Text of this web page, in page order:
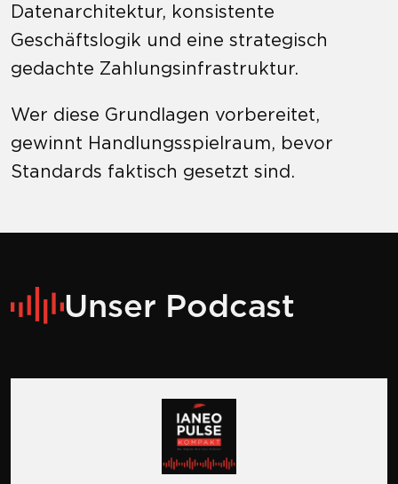
Datenarchitektur, konsistente
Geschäftslogik und eine strategisch
gedachte Zahlungsinfrastruktur.
Wer diese Grundlagen vorbereitet,
gewinnt Handlungsspielraum, bevor
Standards faktisch gesetzt sind.
Unser Podcast